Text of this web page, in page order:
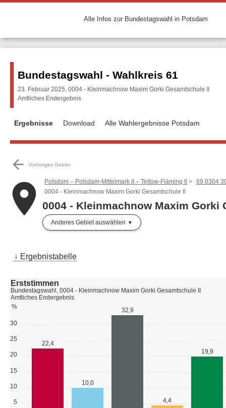
Alle Infos zur Bundestagswahl in Potsdam
Bundestagswahl - Wahlkreis 61
23. Februar 2025, 0004 - Kleinmachnow Maxim Gorki Gesamtschule II
Amtliches Endergebnis
Ergebnisse Download Alle Wahlergebnisse Potsdam
arrow_back Vorheriges Gebiet
placePotsdam – Potsdam-Mittelmark II – Teltow-Fläming II
69 0304
0004 - Kleinmachnow Maxim Gorki Gesamtschule II
0004 - Kleinmachnow Maxim Gorki
Anderes Gebiet auswählen
Ergebnistabelle
5
10
15
20
25
30
%
22,4
10,0
32,9
4,4
19,9
Erststimmen
Bundestagswahl, 0004 - Kleinmachnow Maxim Gorki Gesamtschule II
Amtliches Endergebnis